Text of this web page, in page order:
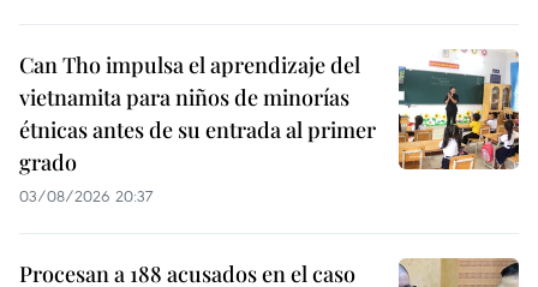
Can Tho impulsa el aprendizaje del
vietnamita para niños de minorías
étnicas antes de su entrada al primer
grado
03/08/2026 20:37
Procesan a 188 acusados en el caso